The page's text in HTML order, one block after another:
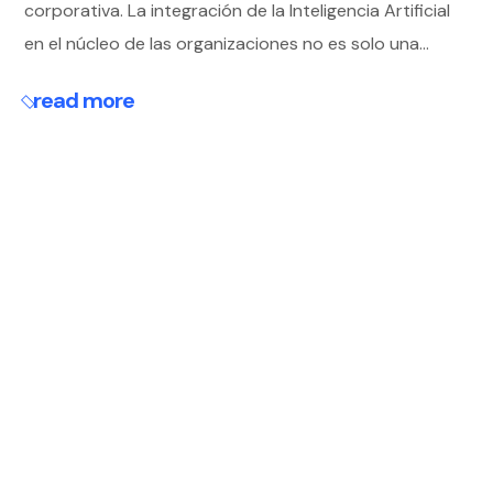
corporativa. La integración de la Inteligencia Artificial
en el núcleo de las organizaciones no es solo una...
read more